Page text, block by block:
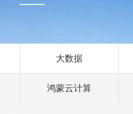
大数据
鸿蒙云计算